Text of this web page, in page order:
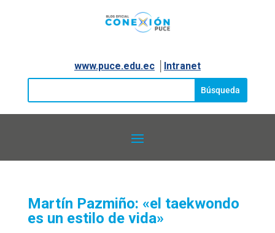
www.puce.edu.ec│ Intranet
Martín Pazmiño: «el taekwondo
es un estilo de vida»